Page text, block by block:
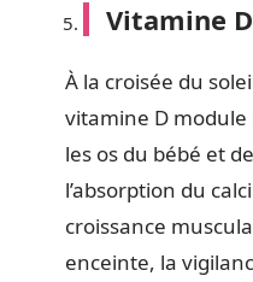
Vitamine D
À la croisée du
vitamine D
les os du bébé et
l’absorption du
croissance
enceinte, la